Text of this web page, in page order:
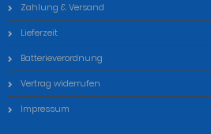
Zahlung & Versand
Lieferzeit
Batterieverordnung
Vertrag widerrufen
Impressum